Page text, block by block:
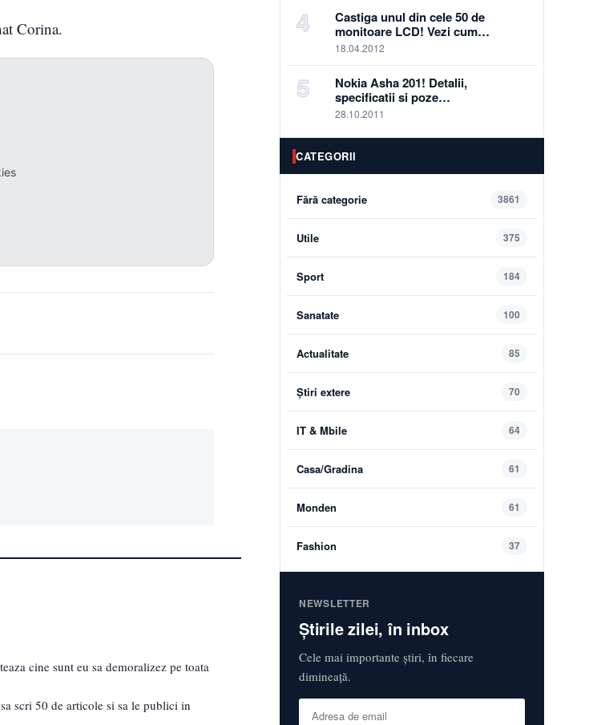
Corina.
cine sunt eu sa demoralizez pe toata
scri 50 de articole si sa le publici in
4
Castiga unul din cele 50 de
monitoare LCD! Vezi cum…
18.04.2012
5
Nokia Asha 201! Detalii,
specificatii si poze…
28.10.2011
CATEGORII
Fără categorie 3861
Utile 375
Sport 184
Sanatate 100
Actualitate 85
Știri extere 70
IT & Mbile 64
Casa/Gradina 61
Monden 61
Fashion 37
NEWSLETTER
Știrile zilei, în inbox
Cele mai importante știri, în fiecare
dimineață.